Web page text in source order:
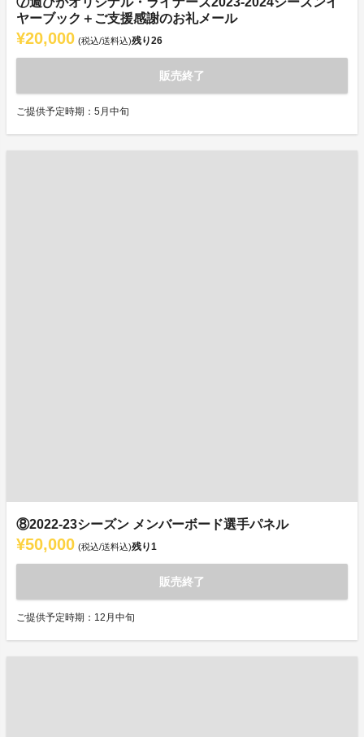
ヤーブック＋ご支援感謝のお礼メール
¥20,000 (税込/送料込)残り26
販売終了
ご提供予定時期：5月中旬
⑧2022-23シーズン メンバーボード選手パネル
¥50,000 (税込/送料込)残り1
販売終了
ご提供予定時期：12月中旬